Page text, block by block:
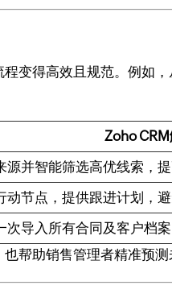
变得高效且规范。例如
Zoho
源并智能筛选高优线索，提
动节点，提供跟进计划，避
次导入所有合同及客户档
帮助销售管理者精准预测